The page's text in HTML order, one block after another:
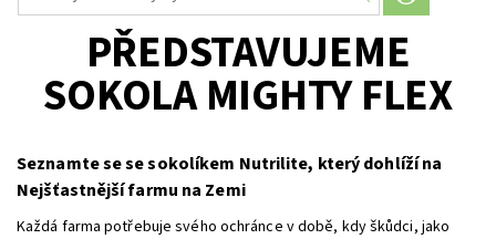
PŘEDSTAVUJEME
SOKOLA MIGHTY FLEX
Seznamte se se sokolíkem Nutrilite, který dohlíží na
Nejšťastnější farmu na Zemi
Každá farma potřebuje svého ochránce v době, kdy škůdci, jako